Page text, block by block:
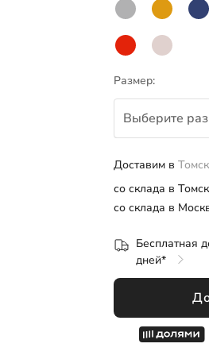
Розница
Размер:
Выберите
S
XL
Доставим в Томск
со склада в
со склада в
Бесплатная
дней*